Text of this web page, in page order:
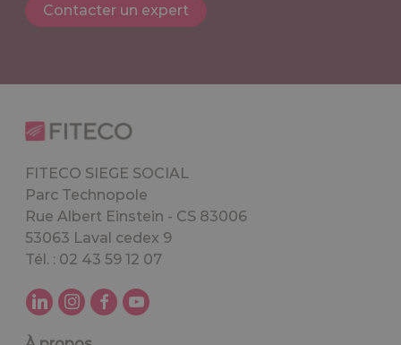
Contacter un expert
FITECO SIEGE SOCIAL
Parc Technopole
Rue Albert Einstein - CS 83006
53063 Laval cedex 9
Tél. : 02 43 59 12 07